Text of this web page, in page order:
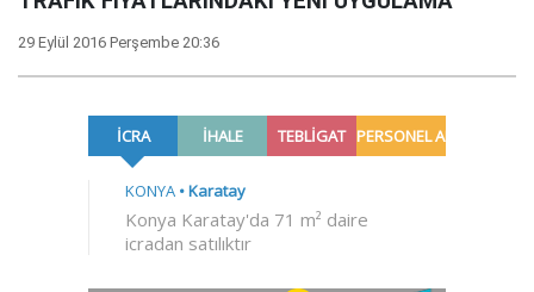
29 Eylül 2016 Perşembe 20:36